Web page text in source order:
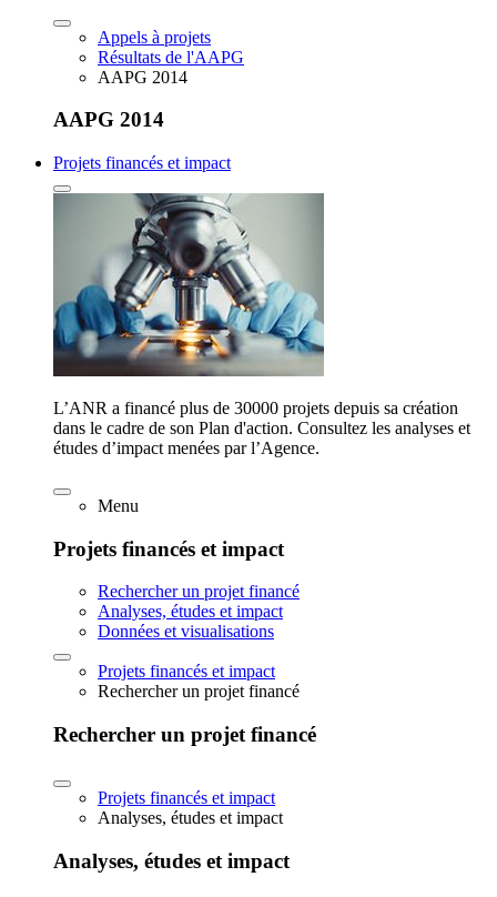
Appels à projets
Résultats de l'AAPG
AAPG 2014
AAPG 2014
Projets financés et impact
L’ANR a financé plus de 30000 projets depuis sa création
dans le cadre de son Plan d'action. Consultez les analyses et
études d’impact menées par l’Agence.
Menu
Projets financés et impact
Rechercher un projet financé
Analyses, études et impact
Données et visualisations
Projets financés et impact
Rechercher un projet financé
Rechercher un projet financé
Projets financés et impact
Analyses, études et impact
Analyses, études et impact